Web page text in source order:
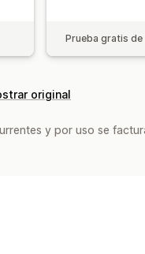
Prueba gratis de
original
y por uso se